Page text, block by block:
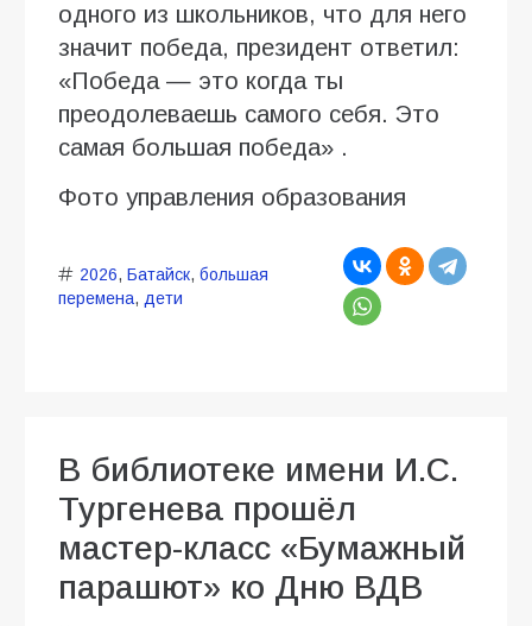
одного из школьников, что для него
значит победа, президент ответил:
«Победа — это когда ты
преодолеваешь самого себя. Это
самая большая победа» .
Фото управления образования
2026, Батайск, большая
перемена, дети
В библиотеке имени И.С.
Тургенева прошёл
мастер-класс «Бумажный
парашют» ко Дню ВДВ